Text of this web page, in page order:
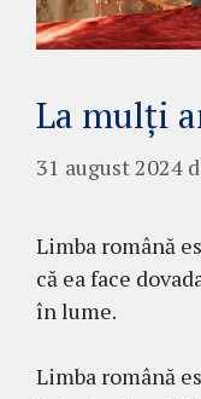
La mulți
31 august 2024
Limba română
că ea face
în lume.
Limba română